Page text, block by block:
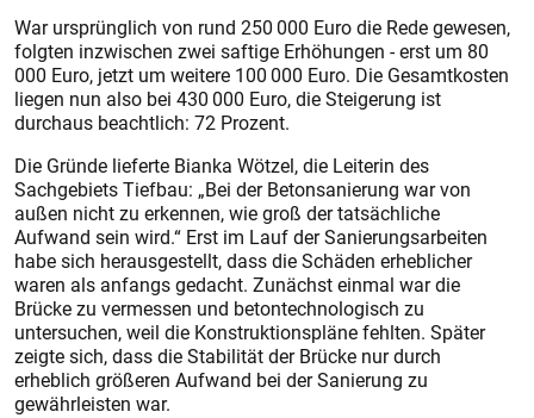
War ursprünglich von rund 250 000 Euro die Rede gewesen,
folgten inzwischen zwei saftige Erhöhungen - erst um 80
000 Euro, jetzt um weitere 100 000 Euro. Die Gesamtkosten
liegen nun also bei 430 000 Euro, die Steigerung ist
durchaus beachtlich: 72 Prozent.
Die Gründe lieferte Bianka Wötzel, die Leiterin des
Sachgebiets Tiefbau: „Bei der Betonsanierung war von
außen nicht zu erkennen, wie groß der tatsächliche
Aufwand sein wird.“ Erst im Lauf der Sanierungsarbeiten
habe sich herausgestellt, dass die Schäden erheblicher
waren als anfangs gedacht. Zunächst einmal war die
Brücke zu vermessen und betontechnologisch zu
untersuchen, weil die Konstruktionspläne fehlten. Später
zeigte sich, dass die Stabilität der Brücke nur durch
erheblich größeren Aufwand bei der Sanierung zu
gewährleisten war.